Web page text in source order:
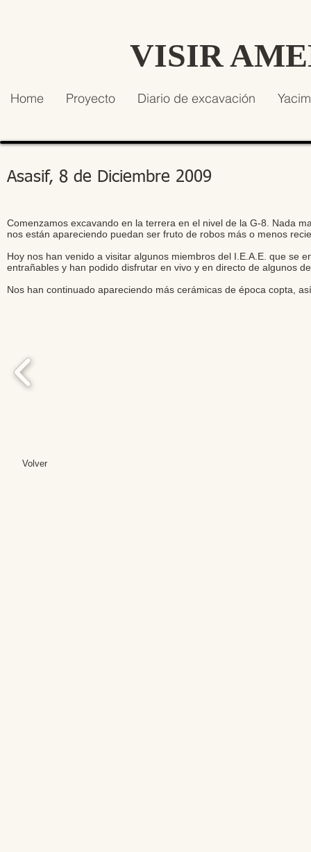
VISIR
Home Proyecto Diario de excavación
Asasif, 8 de Diciembre 2009
Comenzamos excavando en la terrera en el nivel de la G-8. Nada
nos están apareciendo puedan ser fruto de robos más o menos
Hoy nos han venido a visitar algunos miembros del I.E.A.E. que se
entrañables y han podido disfrutar en vivo y en directo de algunos
Nos han continuado apareciendo más cerámicas de época copta,
Volver